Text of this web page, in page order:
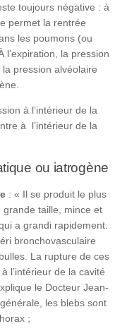
toujours négative : à
permet la rentrée
les poumons (ou
l’expiration, la pression
pression alvéolaire
à l’intérieur de la
à l’intérieur de la
ou iatrogène
: « Il se produit le plus
taille, mince et
a grandi rapidement.
bronchovasculaire
La rupture de ces
l’intérieur de la cavité
le Docteur Jean-
les blebs sont
;